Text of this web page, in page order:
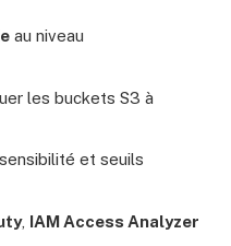
au niveau
les buckets S3 à
et seuils
, IAM Access Analyzer